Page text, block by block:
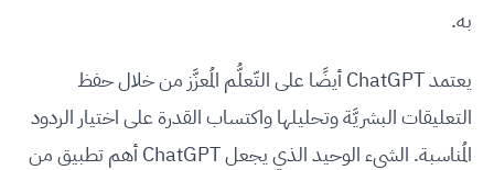
به.
يعتمد ChatGPT أيضًا على التّعلُّم المُعزَّز من خلال حفظ
التعليقات البشريَّة وتحليلها واكتساب القدرة على اختيار الردود
المُناسبة. الشيء الوحيد الذي يجعل ChatGPT أهم تطبيق من